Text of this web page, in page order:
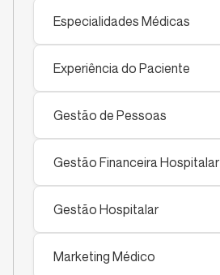
Especialidades Médicas
Experiência do Paciente
Gestão de Pessoas
Gestão Financeira Hospitalar
Gestão Hospitalar
Marketing Médico